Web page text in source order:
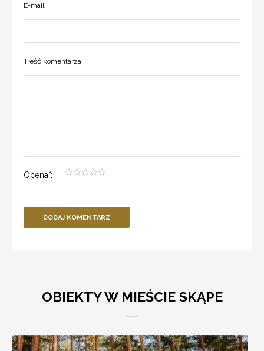
E-mail:
Treść komentarza:
Ocena*:
DODAJ KOMENTARZ
OBIEKTY W MIEŚCIE SKĄPE